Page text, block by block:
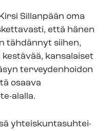
Sillanpään oma
että hänen
tähdännyt siihen,
kansalaiset
terveydenhoidon
osaava
alalla.
yh­teis­kun­ta­suh­tei­